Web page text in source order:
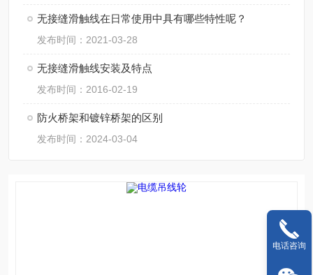
无接缝滑触线在日常使用中具有哪些特性呢？
发布时间：2021-03-28
无接缝滑触线安装及特点
发布时间：2016-02-19
防火桥架和镀锌桥架的区别
发布时间：2024-03-04
电话咨询